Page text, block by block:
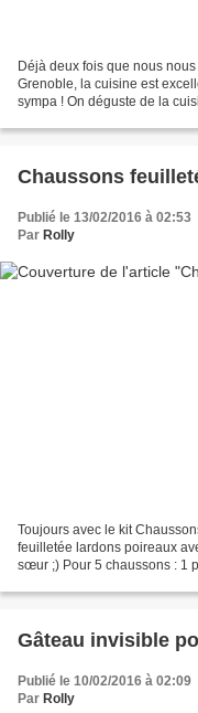
Déjà deux fois que nous
Grenoble, la cuisine est
sympa ! On déguste de la
Chaussons
Publié le 13/02/2016 à 02:53
Par Rolly
Toujours avec le kit
feuilletée lardons poireaux
sœur ;) Pour 5 chaussons : 1
Gâteau invisible
Publié le 10/02/2016 à 02:09
Par Rolly